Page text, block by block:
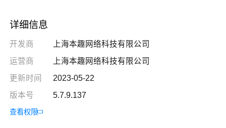
详细信息
开发商
上海本趣网络科技有限公司
运营商
上海本趣网络科技有限公司
更新时间
2023-05-22
版本号
5.7.9.137
查看权限